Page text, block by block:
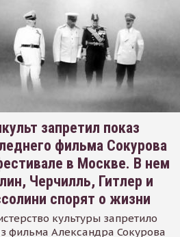
запретил показ
фильма Сокурова
в Москве. В нем
Черчилль, Гитлер и
спорят о жизни
культуры запретило
фильма Александра Сокурова